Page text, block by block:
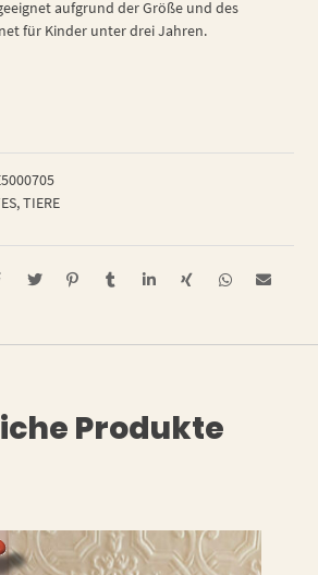
aufgrund der Größe und des
für Kinder unter drei Jahren.
,TIERE
Produkte